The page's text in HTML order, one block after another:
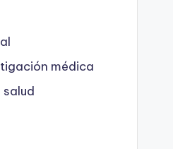
médica
salud